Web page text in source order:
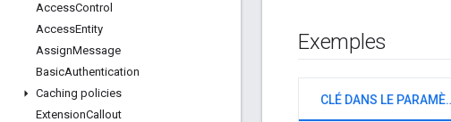
AccessControl
AccessEntity
AssignMessage
BasicAuthentication
Caching policies
ExtensionCallout
Exemples
CLÉ DANS LE